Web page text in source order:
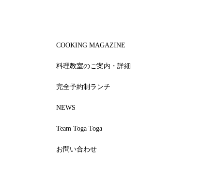
COOKING MAGAZINE
料理教室のご案内・詳細
完全予約制ランチ
NEWS
Team Toga Toga
お問い合わせ